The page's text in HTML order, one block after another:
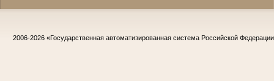
2006-2026 «Государственная автоматизированная система Российской